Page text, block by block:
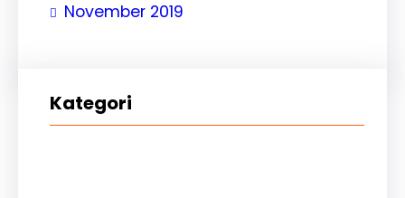
November 2019
Kategori